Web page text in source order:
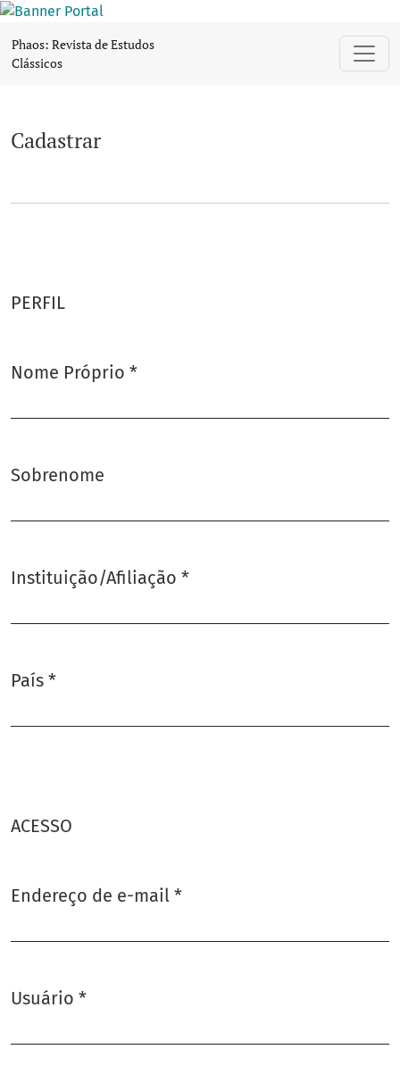
Phaos: Revista de Estudos
Clássicos
Cadastrar
PERFIL
Nome Próprio *
Sobrenome
Instituição/Afiliação *
País *
ACESSO
Endereço de e-mail *
Usuário *